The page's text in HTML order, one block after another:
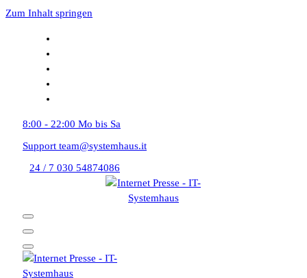
Zum Inhalt springen
8:00 - 22:00 Mo bis Sa
Support team@systemhaus.it
24 / 7 030 54874086